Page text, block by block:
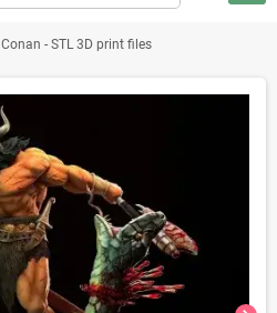
Conan - STL 3D print files